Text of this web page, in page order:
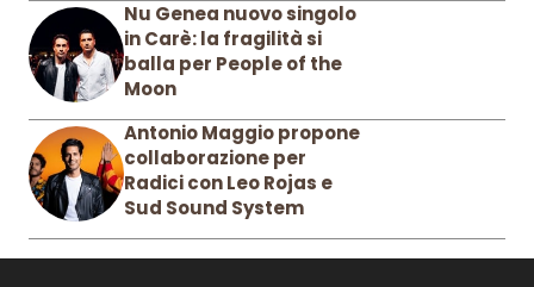
Nu Genea nuovo singolo
in Carè: la fragilità si
balla per People of the
Moon
Antonio Maggio propone
collaborazione per
Radici con Leo Rojas e
Sud Sound System